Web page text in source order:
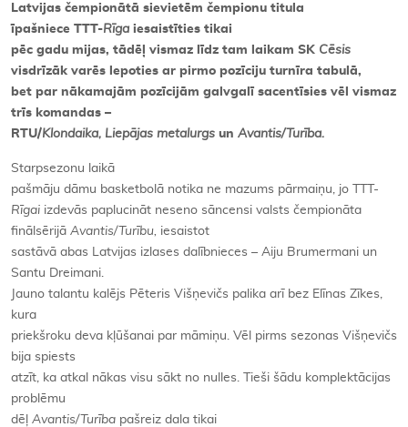
Latvijas čempionātā sievietēm čempionu titula
īpašniece TTT-Rīga iesaistīties tikai
pēc gadu mijas, tādēļ vismaz līdz tam laikam SK Cēsis
visdrīzāk varēs lepoties ar pirmo pozīciju turnīra tabulā,
bet par nākamajām pozīcijām galvgalī sacentīsies vēl vismaz
trīs komandas –
RTU/Klondaika, Liepājas metalurgs un Avantis/Turība.
Starpsezonu laikā
pašmāju dāmu basketbolā notika ne mazums pārmaiņu, jo TTT-
Rīgai izdevās paplucināt neseno sāncensi valsts čempionāta
finālsērijā Avantis/Turību, iesaistot
sastāvā abas Latvijas izlases dalībnieces – Aiju Brumermani un
Santu Dreimani.
Jauno talantu kalējs Pēteris Višņevičs palika arī bez Elīnas Zīkes,
kura
priekšroku deva kļūšanai par māmiņu. Vēl pirms sezonas Višņevičs
bija spiests
atzīt, ka atkal nākas visu sākt no nulles. Tieši šādu komplektācijas
problēmu
dēļ Avantis/Turība pašreiz dala tikai